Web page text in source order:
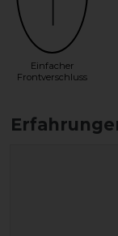
Einfacher
Frontverschluss